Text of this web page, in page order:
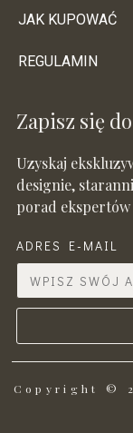
JAK KUPOWAĆ
REGULAMIN
Zapisz się
Uzyskaj
designie,
porad
ADRES E-MAIL
Copyright ©